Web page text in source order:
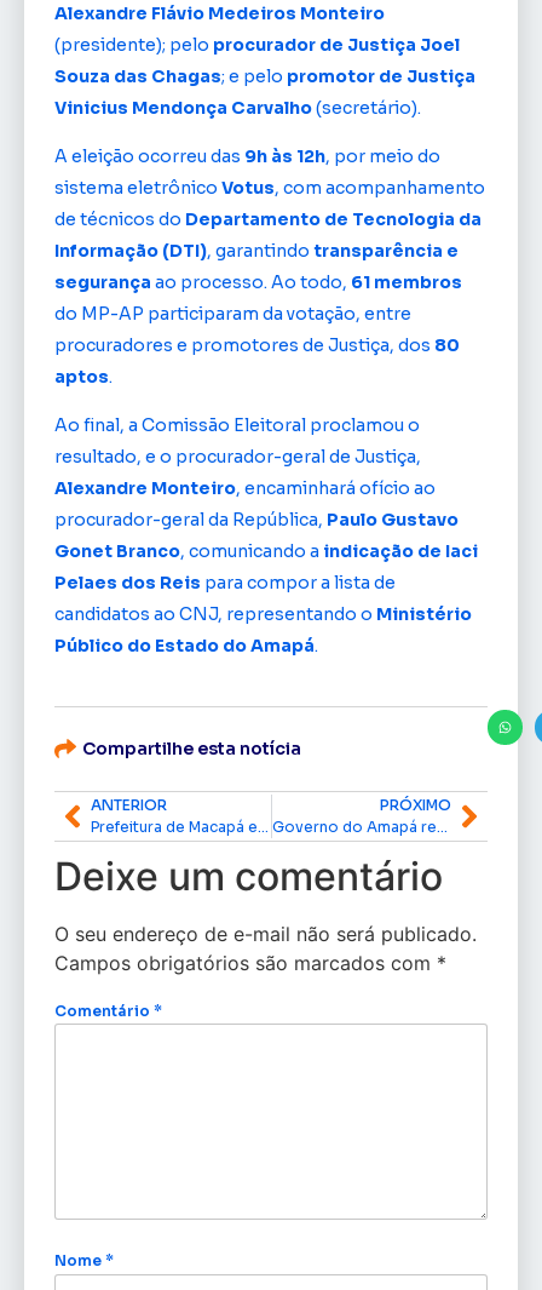
Alexandre Flávio Medeiros Monteiro
(presidente); pelo procurador de Justiça Joel
Souza das Chagas; e pelo promotor de Justiça
Vinicius Mendonça Carvalho(secretário).
A eleição ocorreu das 9h às 12h, por meio do
sistema eletrônico Votus, com acompanhamento
de técnicos do Departamento de Tecnologia da
Informação (DTI), garantindo transparência e
segurança ao processo. Ao todo, 61 membros
do MP-AP participaram da votação, entre
procuradores e promotores de Justiça, dos 80
aptos.
Ao final, a Comissão Eleitoral proclamou o
resultado, e o procurador-geral de Justiça,
Alexandre Monteiro, encaminhará ofício ao
procurador-geral da República, Paulo Gustavo
Gonet Branco, comunicando a indicação de Iaci
Pelaes dos Reis para compor a lista de
candidatos ao CNJ, representando o Ministério
Público do Estado do Amapá.
Compartilhe esta notícia
ANTERIOR
PRÓXIMO
Deixe um comentário
O seu endereço de e-mail não será publicado.
Campos obrigatórios são marcados com *
Comentário *
Nome *